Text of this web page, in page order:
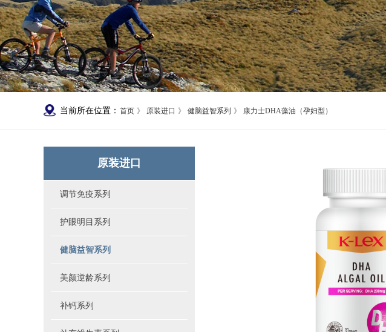
当前所在位置： 首页 》 原装进口 》 健脑益智系列 》 康力士DHA藻油（孕妇型）
原装进口
调节免疫系列
护眼明目系列
健脑益智系列
美颜逆龄系列
补钙系列